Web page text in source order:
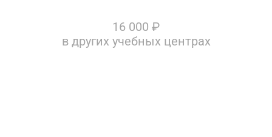
16 000 ₽
в других учебных центрах